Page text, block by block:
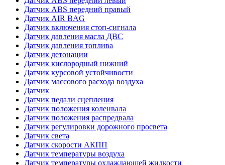
Датчик ABS передний правый
Датчик AIR BAG
Датчик включения стоп-сигнала
Датчик давления масла ДВС
Датчик давления топлива
Датчик детонации
Датчик кислородный нижний
Датчик курсовой устойчивости
Датчик массового расхода воздуха
Датчик
Датчик педали сцепления
Датчик положения коленвала
Датчик положения распредвала
Датчик регулировки дорожного просвета
Датчик света
Датчик скорости АКПП
Датчик температуры воздуха
Датчик температуры охлаждающей жидкости